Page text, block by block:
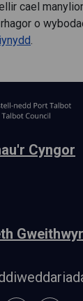
cael
o
.
Cyngor
Gweithwyr